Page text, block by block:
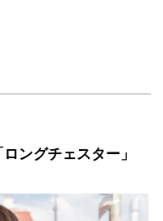
ングチェスター」